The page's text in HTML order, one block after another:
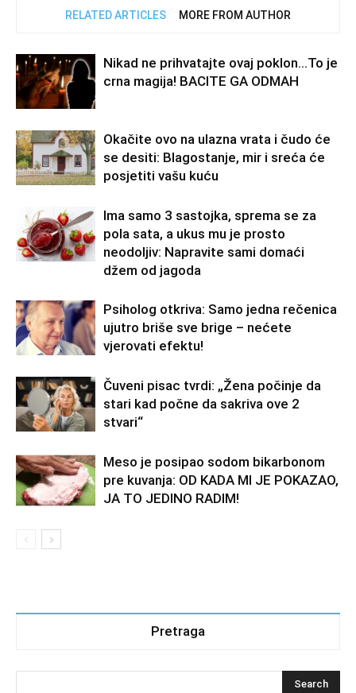
RELATED ARTICLES MORE FROM AUTHOR
Nikad ne prihvatajte ovaj poklon…To je
crna magija! BACITE GA ODMAH
Okačite ovo na ulazna vrata i čudo će
se desiti: Blagostanje, mir i sreća će
posjetiti vašu kuću
Ima samo 3 sastojka, sprema se za
pola sata, a ukus mu je prosto
neodoljiv: Napravite sami domaći
džem od jagoda
Psiholog otkriva: Samo jedna rečenica
ujutro briše sve brige – nećete
vjerovati efektu!
Čuveni pisac tvrdi: „Žena počinje da
stari kad počne da sakriva ove 2
stvari“
Meso je posipao sodom bikarbonom
pre kuvanja: OD KADA MI JE POKAZAO,
JA TO JEDINO RADIM!
Pretraga